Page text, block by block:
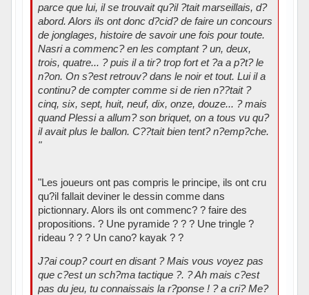
parce que lui, il se trouvait qu?il ?tait marseillais, d?
abord. Alors ils ont donc d?cid? de faire un concours
de jonglages, histoire de savoir une fois pour toute.
Nasri a commenc? en les comptant ? un, deux,
trois, quatre... ? puis il a tir? trop fort et ?a a p?t? le
n?on. On s?est retrouv? dans le noir et tout. Lui il a
continu? de compter comme si de rien n??tait ?
cinq, six, sept, huit, neuf, dix, onze, douze... ? mais
quand Plessi a allum? son briquet, on a tous vu qu?
il avait plus le ballon. C??tait bien tent? n?emp?che.
"
"Les joueurs ont pas compris le principe, ils ont cru
qu?il fallait deviner le dessin comme dans
pictionnary. Alors ils ont commenc? ? faire des
propositions. ? Une pyramide ? ? ? Une tringle ?
rideau ? ? ? Un cano? kayak ? ?
J?ai coup? court en disant ? Mais vous voyez pas
que c?est un sch?ma tactique ?. ? Ah mais c?est
pas du jeu, tu connaissais la r?ponse ! ? a cri? Me?